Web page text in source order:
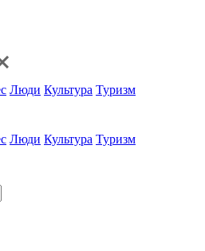
Люди Культура Туризм
Люди Культура Туризм